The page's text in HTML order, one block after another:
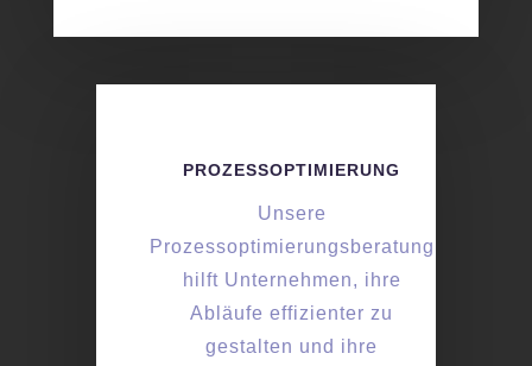
PROZESSOPTIMIERUNG
Unsere
Prozessoptimierungsberatung
hilft Unternehmen, ihre
Abläufe effizienter zu
gestalten und ihre